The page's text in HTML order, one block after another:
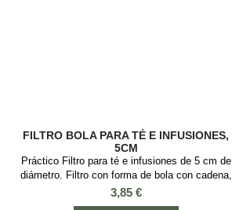
FILTRO BOLA PARA TÉ E INFUSIONES,
5CM
Práctico Filtro para té e infusiones de 5 cm de
diámetro. Filtro con forma de bola con cadena,
gancho para aguantarlo y de acero inoxidable.
Es un utensilio básico para iniciarse en el
Precio
3,85 €